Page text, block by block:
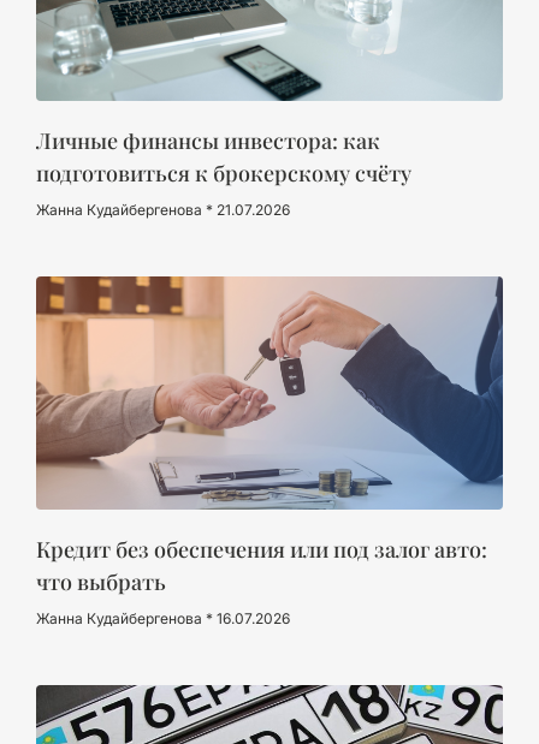
Личные финансы инвестора: как
подготовиться к брокерскому счёту
Жанна Кудайбергенова 21.07.2026
Кредит без обеспечения или под залог авто:
что выбрать
Жанна Кудайбергенова 16.07.2026